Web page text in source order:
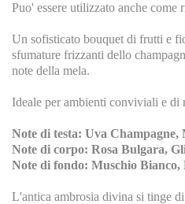
Puo' essere utilizzato anche come
Un sofisticato bouquet di frutti e
sfumature frizzanti dello
note della mela.
Ideale per ambienti conviviali e di
Note di testa: Uva
Note di corpo: Rosa Bulgara,
Note di fondo: Muschio Bianco,
L'antica ambrosia divina si tinge